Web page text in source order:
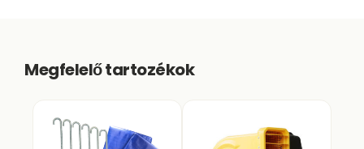
Megfelelő tartozékok